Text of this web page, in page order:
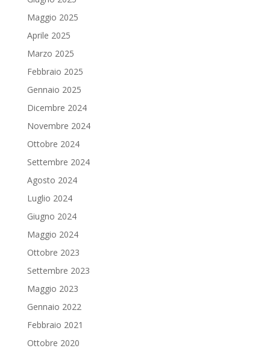
Maggio 2025
Aprile 2025
Marzo 2025
Febbraio 2025
Gennaio 2025
Dicembre 2024
Novembre 2024
Ottobre 2024
Settembre 2024
Agosto 2024
Luglio 2024
Giugno 2024
Maggio 2024
Ottobre 2023
Settembre 2023
Maggio 2023
Gennaio 2022
Febbraio 2021
Ottobre 2020